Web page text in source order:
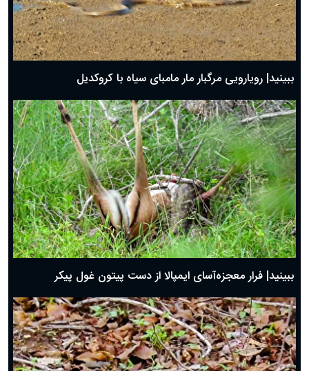
ببینید| رویارویی مرگبار مار مامبای سیاه با کروکدیل
ببینید| فرار معجزه‌آسای ایمپالا از دست پیتون غول پیکر